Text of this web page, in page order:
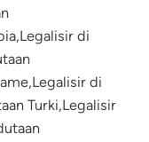
di
di
Turki,Legalisir